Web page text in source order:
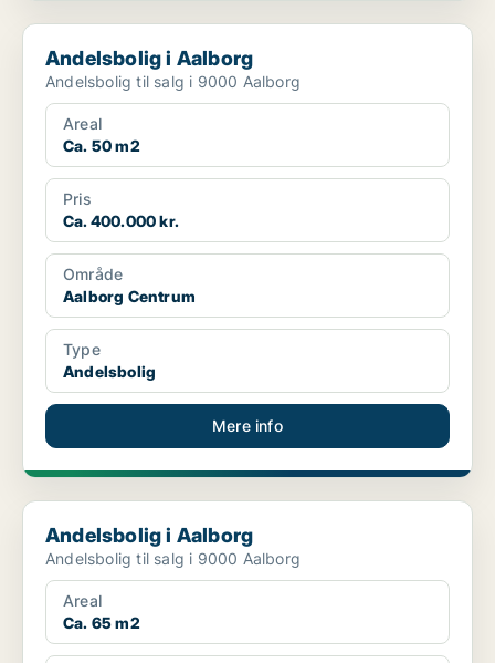
Andelsbolig i Aalborg
Andelsbolig i Aalborg
Andelsbolig til salg i 9000 Aalborg
Areal
Ca. 50 m2
Pris
Ca. 400.000 kr.
Område
Aalborg Centrum
Type
Andelsbolig
Mere info
Andelsbolig i Aalborg
Andelsbolig i Aalborg
Andelsbolig til salg i 9000 Aalborg
Areal
Ca. 65 m2